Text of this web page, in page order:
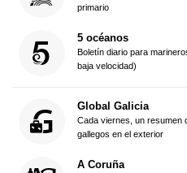
primario
5 océanos
Boletín diario para
baja velocidad)
Global Galicia
Cada viernes, un resumen
gallegos en el exterior
A Coruña